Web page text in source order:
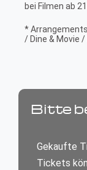
bei Filmen ab
*
/ Dine & Movie
Bitte
Gekaufte
Tickets